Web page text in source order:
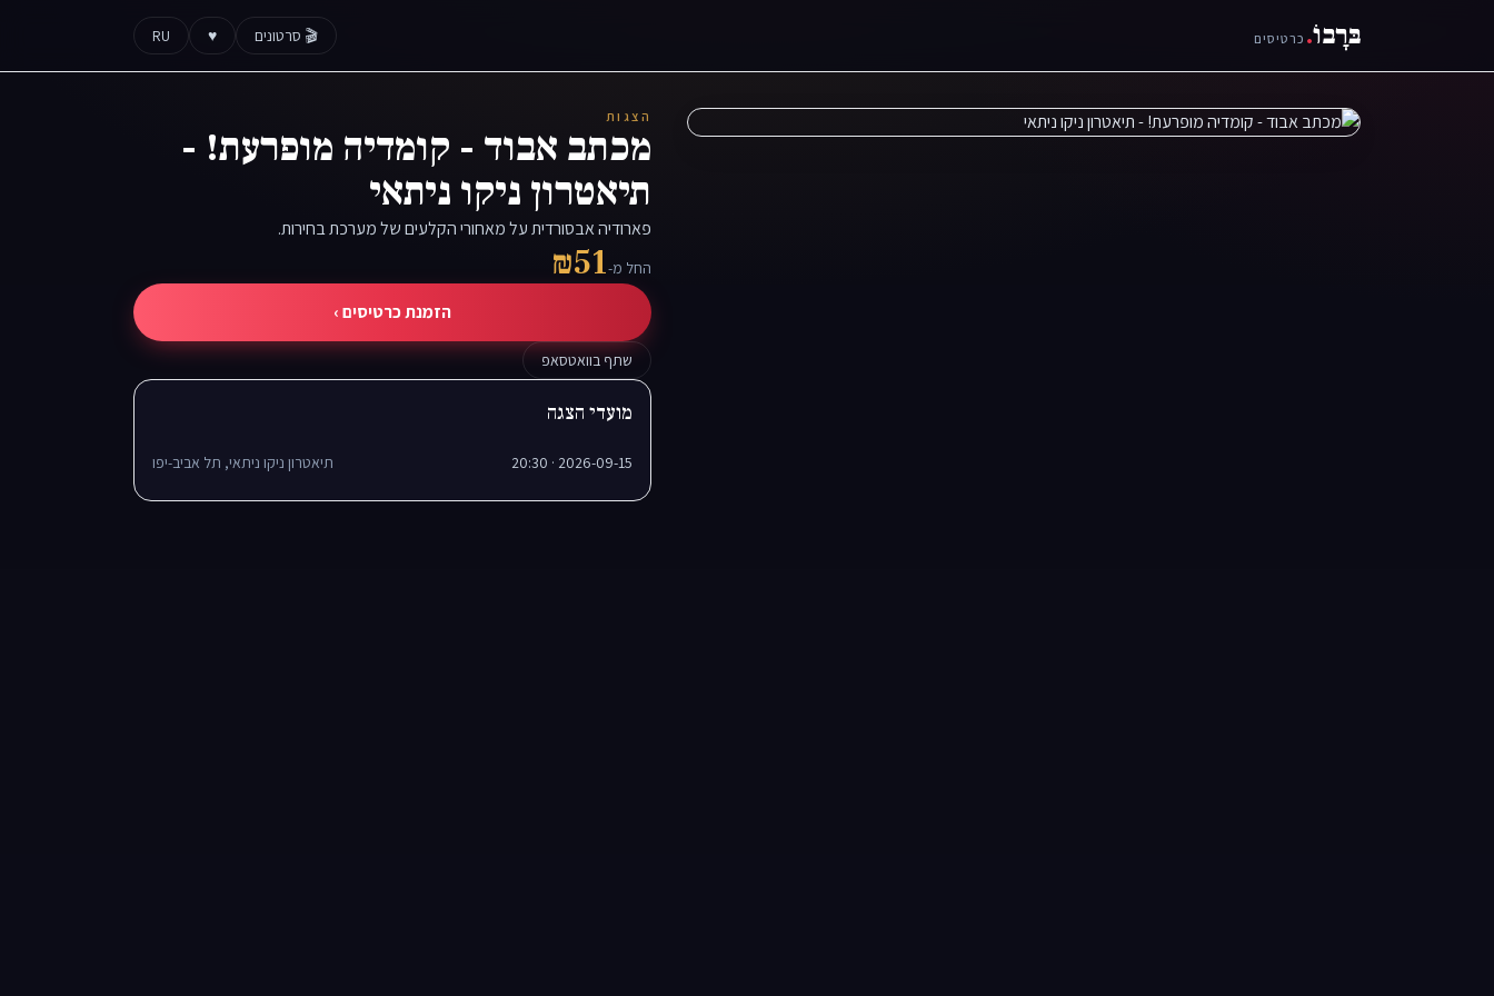
בּרָבוֹ. כרטיסים 🎬 סרטונים ♥
RU
הצגות
מכתב אבוד - קומדיה מופרעת! -
תיאטרון ניקו ניתאי
פארודיה אבסורדית על מאחורי הקלעים של מערכת בחירות.
החל מ-₪51
הזמנת כרטיסים ›
שתף בוואטסאפ
מועדי הצגה
2026-09-15 · 20:30 תיאטרון ניקו ניתאי, תל אביב-יפו